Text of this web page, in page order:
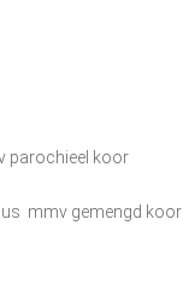
parochieel koor
mmv gemengd koor